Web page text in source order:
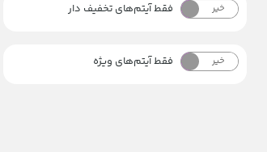
بله خیر فقط آیتم‌های تخفیف دار
بله خیر فقط آیتم‌های ویژه